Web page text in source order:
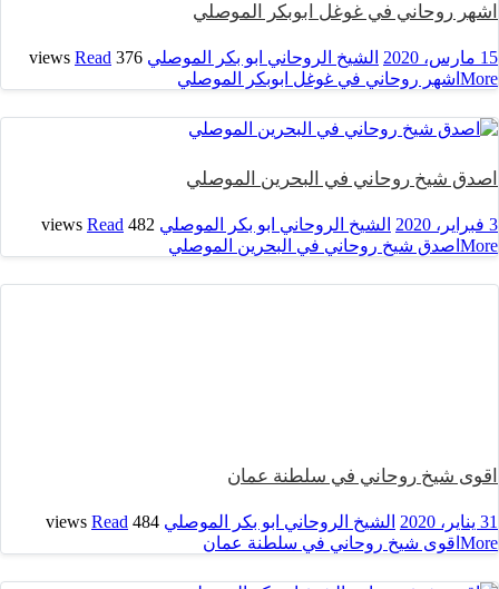
اشهر روحاني في غوغل ابوبكر الموصلي
15 مارس، 2020 الشيخ الروحاني ابو بكر الموصلي 376 views
Read
More اشهر روحاني في غوغل ابوبكر الموصلي
اصدق شيخ روحاني في البحرين الموصلي
3 فبراير، 2020 الشيخ الروحاني ابو بكر الموصلي 482 views
Read
More اصدق شيخ روحاني في البحرين الموصلي
اقوى شيخ روحاني في سلطنة عمان
31 يناير، 2020 الشيخ الروحاني ابو بكر الموصلي 484 views
Read
More اقوى شيخ روحاني في سلطنة عمان